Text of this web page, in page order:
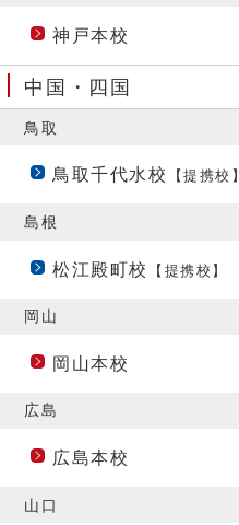
神戸本校
中国・四国
鳥取
鳥取千代水校 【提携校】
島根
松江殿町校 【提携校】
岡山
岡山本校
広島
広島本校
山口